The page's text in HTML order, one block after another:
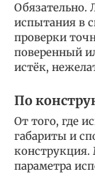
Обязательно.
испытания в
проверки
поверенный
истёк,
По
От того, где
габариты и
параметра